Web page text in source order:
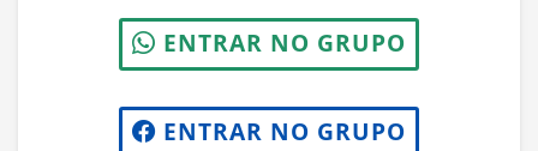
ENTRAR NO GRUPO
ENTRAR NO GRUPO